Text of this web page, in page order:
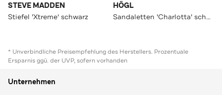
STEVE MADDEN
Stiefel 'Xtreme' schwarz
HÖGL
Sandaletten 'Charlotta' schwarz
* Unverbindliche Preisempfehlung des Herstellers. Prozentuale
Ersparnis ggü. der UVP, sofern vorhanden
Unternehmen